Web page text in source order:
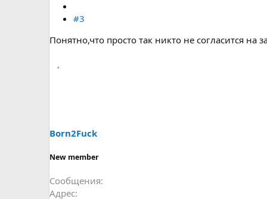
#3
Понятно,что просто так никто не согласится на
Born2Fuck
New member
Сообщения
Адрес